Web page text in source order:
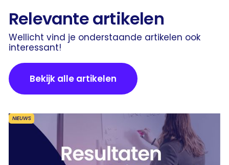
Relevante artikelen
Wellicht vind je onderstaande artikelen ook
interessant!
Bekijk alle artikelen
NIEUWS